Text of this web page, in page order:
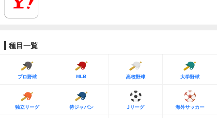
種目一覧
プロ野球 MLB 高校野球 大学野球
独立リーグ 侍ジャパン Jリーグ 海外サッカー